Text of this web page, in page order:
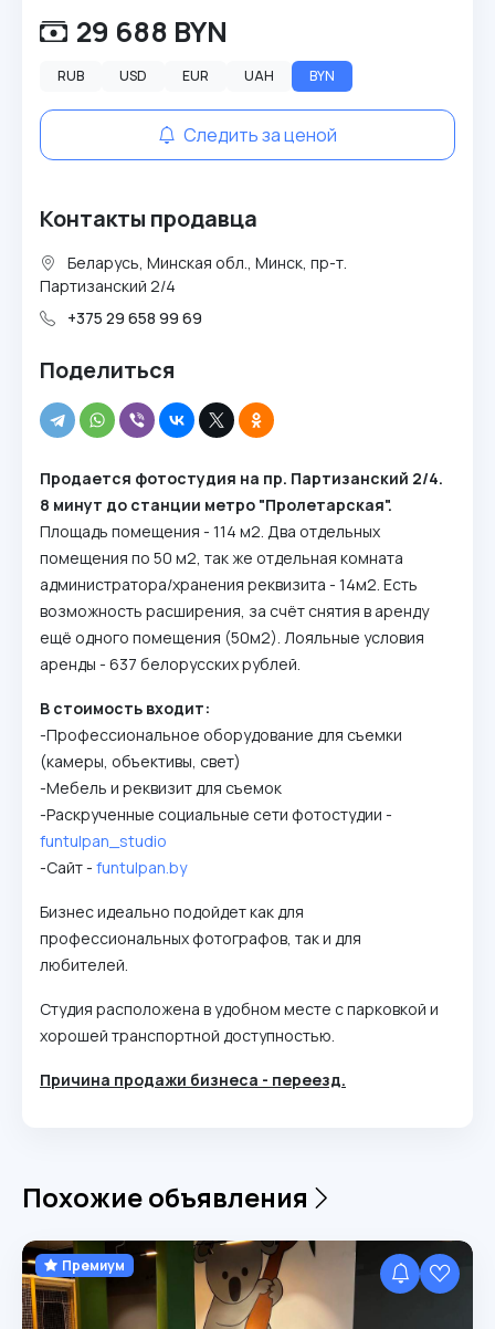
29 688 BYN
RUB USD EUR UAH BYN
Следить за ценой
Контакты продавца
Беларусь, Минская обл., Минск, пр-т.
Партизанский 2/4
+375 29 658 99 69
Поделиться
Продается фотостудия на пр. Партизанский 2/4.
8 минут до станции метро "Пролетарская".
Площадь помещения - 114 м2. Два отдельных
помещения по 50 м2, так же отдельная комната
администратора/хранения реквизита - 14м2. Есть
возможность расширения, за счёт снятия в аренду
ещё одного помещения (50м2). Лояльные условия
аренды - 637 белорусских рублей.
В стоимость входит:
-Профессиональное оборудование для съемки
(камеры, объективы, свет)
-Мебель и реквизит для съемок
-Раскрученные социальные сети фотостудии -
funtulpan_studio
-Сайт - funtulpan.by
Бизнес идеально подойдет как для
профессиональных фотографов, так и для
любителей.
Студия расположена в удобном месте с парковкой и
хорошей транспортной доступностью.
Причина продажи бизнеса - переезд.
Похожие объявления
Премиум